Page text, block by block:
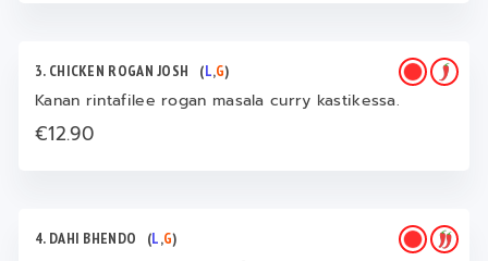
3. CHICKEN ROGAN JOSH (L,G)
Kanan rintafilee rogan masala curry kastikessa.
€12.90
4. DAHI BHENDO (L,G)